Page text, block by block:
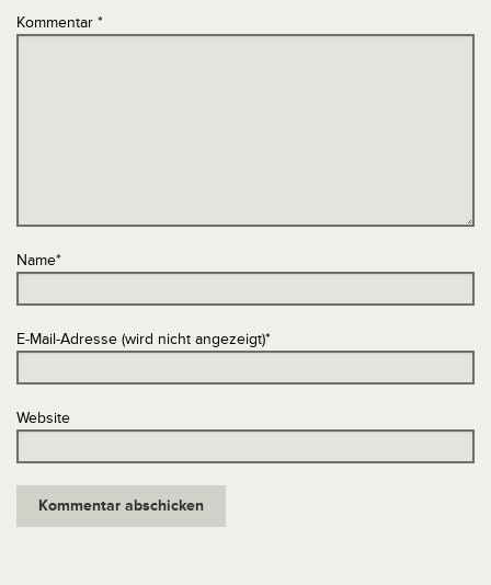
Kommentar *
Name*
E-Mail-Adresse (wird nicht angezeigt)*
Website